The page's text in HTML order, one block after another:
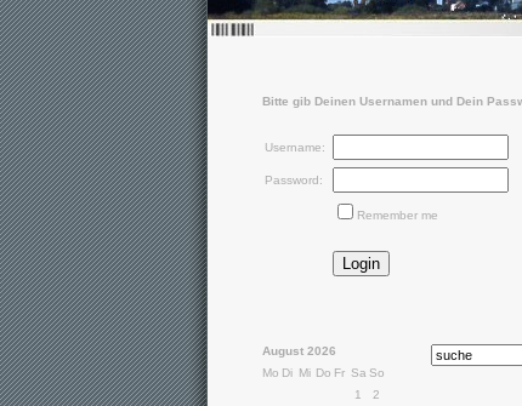
Bitte gib Deinen Usernamen und Dein
Username:
Password:
Remember me
August 2026
Mo Di Mi Do Fr Sa So
1
2